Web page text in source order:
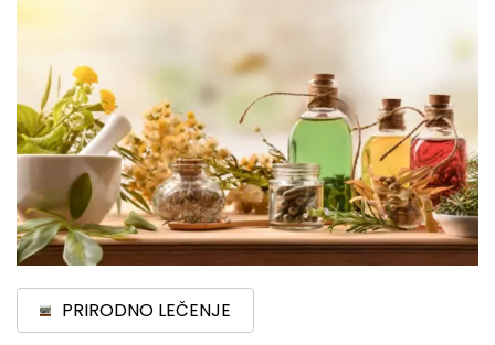
PRIRODNO LEČENJE